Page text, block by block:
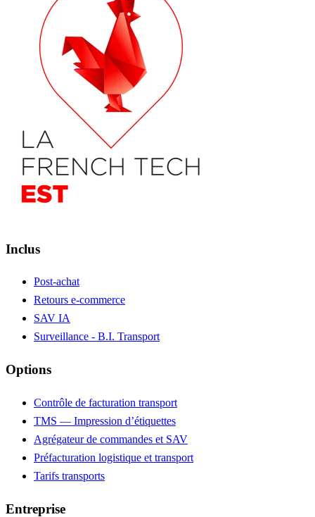
Inclus
Post-achat
Retours e-commerce
SAV IA
Surveillance - B.I. Transport
Options
Contrôle de facturation transport
TMS — Impression d’étiquettes
Agrégateur de commandes et SAV
Préfacturation logistique et transport
Tarifs transports
Entreprise